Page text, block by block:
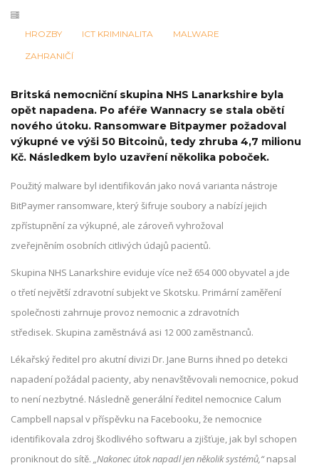
HROZBY ICT KRIMINALITA MALWARE
ZAHRANIČÍ
Britská nemocniční skupina NHS Lanarkshire byla
opět napadena. Po aféře Wannacry se stala obětí
nového útoku. Ransomware Bitpaymer požadoval
výkupné ve výši 50 Bitcoinů, tedy zhruba 4,7 milionu
Kč. Následkem bylo uzavření několika poboček.
Použitý malware byl identifikován jako nová varianta nástroje
BitPaymer ransomware, který šifruje soubory a nabízí jejich
zpřístupnění za výkupné, ale zároveň vyhrožoval
zveřejněním osobních citlivých údajů pacientů.
Skupina NHS Lanarkshire eviduje více než 654 000 obyvatel a jde
o třetí největší zdravotní subjekt ve Skotsku. Primární zaměření
společnosti zahrnuje provoz nemocnic a zdravotních
středisek. Skupina zaměstnává asi 12 000 zaměstnanců.
Lékařský ředitel pro akutní divizi Dr. Jane Burns ihned po detekci
napadení požádal pacienty, aby nenavštěvovali nemocnice, pokud
to není nezbytné. Následně generální ředitel nemocnice Calum
Campbell napsal v příspěvku na Facebooku, že nemocnice
identifikovala zdroj škodlivého softwaru a zjišťuje, jak byl schopen
proniknout do sítě. „Nakonec útok napadl jen několik systémů,“napsal